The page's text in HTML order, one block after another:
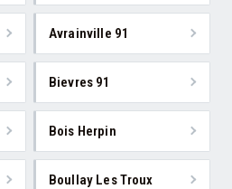
Avrainville 91
Bievres 91
Bois Herpin
Boullay Les Troux